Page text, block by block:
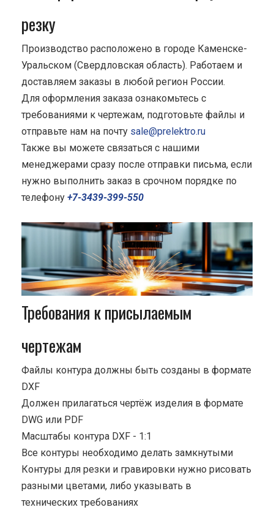
резку
Производство расположено в городе Каменске-
Уральском (Свердловская область). Работаем и
доставляем заказы в любой регион России.
Для оформления заказа ознакомьтесь с
требованиями к чертежам, подготовьте файлы и
отправьте нам на почту sale@prelektro.ru
Также вы можете связаться с нашими
менеджерами сразу после отправки письма, если
нужно выполнить заказ в срочном порядке по
телефону +7-3439-399-550
Требования к присылаемым
чертежам
Файлы контура должны быть созданы в формате
DXF
Должен прилагаться чертёж изделия в формате
DWG или PDF
Масштабы контура DXF - 1:1
Все контуры необходимо делать замкнутыми
Контуры для резки и гравировки нужно рисовать
разными цветами, либо указывать в
технических требованиях